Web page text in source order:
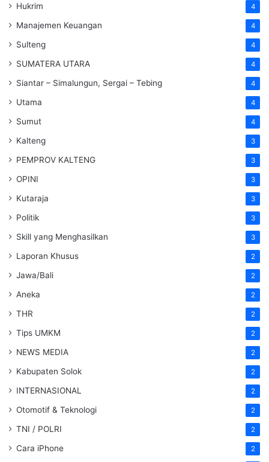
Hukrim 4
Manajemen Keuangan 4
Sulteng 4
SUMATERA UTARA 4
Siantar – Simalungun, Sergai – Tebing 4
Utama 4
Sumut 4
Kalteng 3
PEMPROV KALTENG 3
OPINI 3
Kutaraja 3
Politik 3
Skill yang Menghasilkan 3
Laporan Khusus 2
Jawa/Bali 2
Aneka 2
THR 2
Tips UMKM 2
NEWS MEDIA 2
Kabupaten Solok 2
INTERNASIONAL 2
Otomotif & Teknologi 2
TNI / POLRI 2
Cara iPhone 2